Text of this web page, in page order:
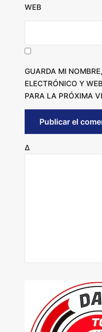
WEB
GUARDA MI
ELECTRÓNICO Y
PARA LA PRÓXIMA
Δ